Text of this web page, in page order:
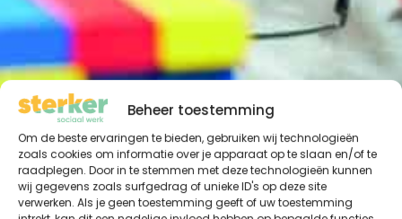
Beheer toestemming
Om de beste ervaringen te bieden, gebruiken wij technologieën
zoals cookies om informatie over je apparaat op te slaan en/of te
raadplegen. Door in te stemmen met deze technologieën kunnen
wij gegevens zoals surfgedrag of unieke ID's op deze site
verwerken. Als je geen toestemming geeft of uw toestemming